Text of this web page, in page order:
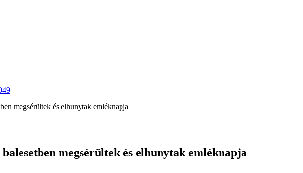
megsérültek és elhunytak emléknapja
megsérültek és elhunytak emléknapja